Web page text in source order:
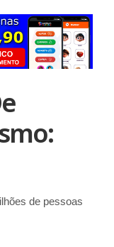
de pessoas